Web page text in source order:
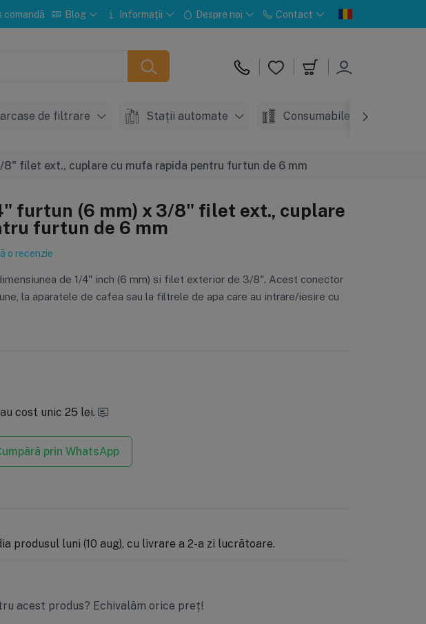
comandă Blog Informații Despre noi Contact
de filtrare Stații automate Consumabile
filet ext., cuplare cu mufa rapida pentru furtun de 6 mm
furtun (6 mm) x 3/8" filet ext., cuplare
furtun de 6 mm
o recenzie
de 1/4" inch (6 mm) si filet exterior de 3/8". Acest conector
la aparatele de cafea sau la filtrele de apa care au intrare/iesire cu
cost unic 25 lei.
prin WhatsApp
produsul luni (10 aug), cu livrare a 2-a zi lucrătoare.
acest produs? Echivalăm orice preț!